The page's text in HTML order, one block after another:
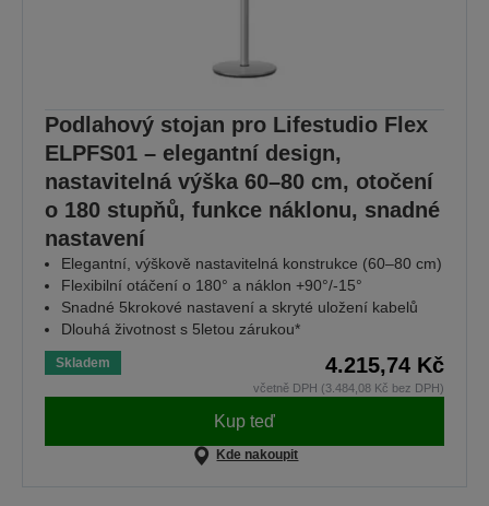
Podlahový stojan pro Lifestudio Flex
ELPFS01 – elegantní design,
nastavitelná výška 60–80 cm, otočení
o 180 stupňů, funkce náklonu, snadné
nastavení
Elegantní, výškově nastavitelná konstrukce (60–80 cm)
Flexibilní otáčení o 180° a náklon +90°/-15°
Snadné 5krokové nastavení a skryté uložení kabelů
Dlouhá životnost s 5letou zárukou*
Skladem 4.215,74 Kč
včetně DPH (3.484,08 Kč bez DPH)
Kup teď
Kde nakoupit